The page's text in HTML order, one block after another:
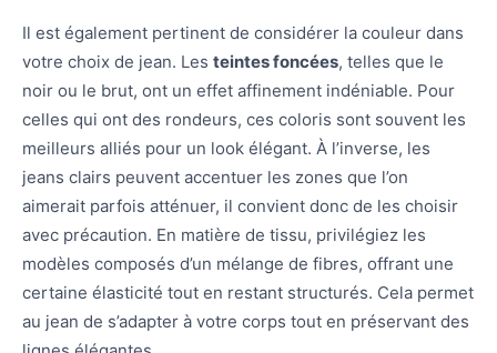
Il est également pertinent de considérer la couleur dans
votre choix de jean. Les teintes foncées, telles que le
noir ou le brut, ont un effet affinement indéniable. Pour
celles qui ont des rondeurs, ces coloris sont souvent les
meilleurs alliés pour un look élégant. À l’inverse, les
jeans clairs peuvent accentuer les zones que l’on
aimerait parfois atténuer, il convient donc de les choisir
avec précaution. En matière de tissu, privilégiez les
modèles composés d’un mélange de fibres, offrant une
certaine élasticité tout en restant structurés. Cela permet
au jean de s’adapter à votre corps tout en préservant des